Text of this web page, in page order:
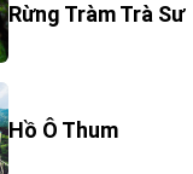
Rừng Tràm Trà Sư
Hồ Ô Thum